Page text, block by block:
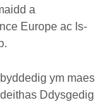
a
Europe ac Is-
ym maes
Ddysgedig